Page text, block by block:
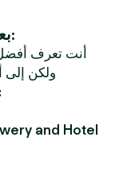
بعض الأفكار لموعد مميز في أماريلو:
أنت تعرف
ولكن إلى
المواعدة وأكثر الأفكار شعبية في المدينة:
and Hotel